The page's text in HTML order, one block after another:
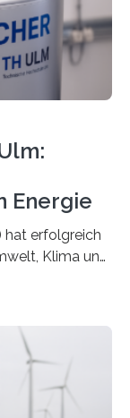
Energie
hat erfolgreich
Klima und
in
ist die
von
in
Das